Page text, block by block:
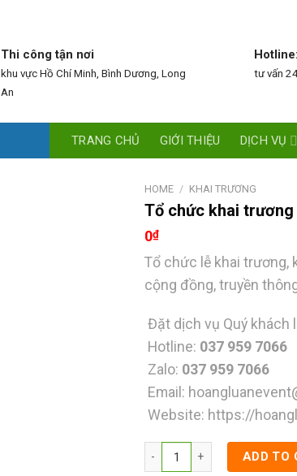
Thi công tận nơi
khu vực Hồ Chí Minh, Bình Dương, Long
An
tư vấn
TRANG CHỦ GIỚI THIỆU DỊCH VỤ
HOME / KHAI TRƯƠNG
Tổ chức khai trương
0₫
Tổ chức lễ khai trương,
cộng đồng, truyền
Đặt dịch vụ Quý khách
Hotline: 037 959 7066
Zalo: 037 959 7066
Email:
Website: https://
Tổ chức khai trương salon
ADD TO